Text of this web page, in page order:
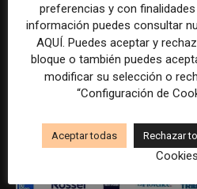
ÚLTIMOS
preferencias y con
información puedes consultar
AQUÍ. Puedes aceptar y
bloque o también puedes
modificar su selección o
“Configuración de
Aceptar todas Rechazar
Cookies